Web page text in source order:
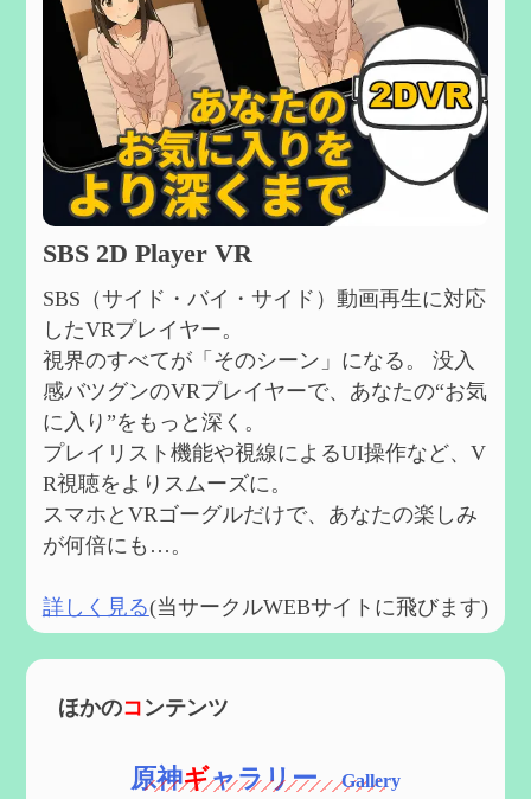
SBS 2D Player VR
SBS（サイド・バイ・サイド）動画再生に対応
したVRプレイヤー。
視界のすべてが「そのシーン」になる。 没入
感バツグンのVRプレイヤーで、あなたの“お気
に入り”をもっと深く。
プレイリスト機能や視線によるUI操作など、V
R視聴をよりスムーズに。
スマホとVRゴーグルだけで、あなたの楽しみ
が何倍にも…。
詳しく見る(当サークルWEBサイトに飛びます)
ほかのコ ンテンツ
原神ギャラリー